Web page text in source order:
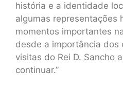
história e a identidade
algumas representações
momentos importantes
desde a importância dos
visitas do Rei D. Sancho
continuar.”